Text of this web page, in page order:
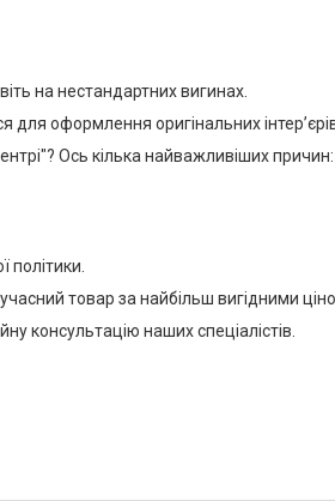
на нестандартних вигинах.
оформлення оригінальних
Ось кілька найважливіших причин:
товар за найбільш вигідними
консультацію наших спеціалістів.